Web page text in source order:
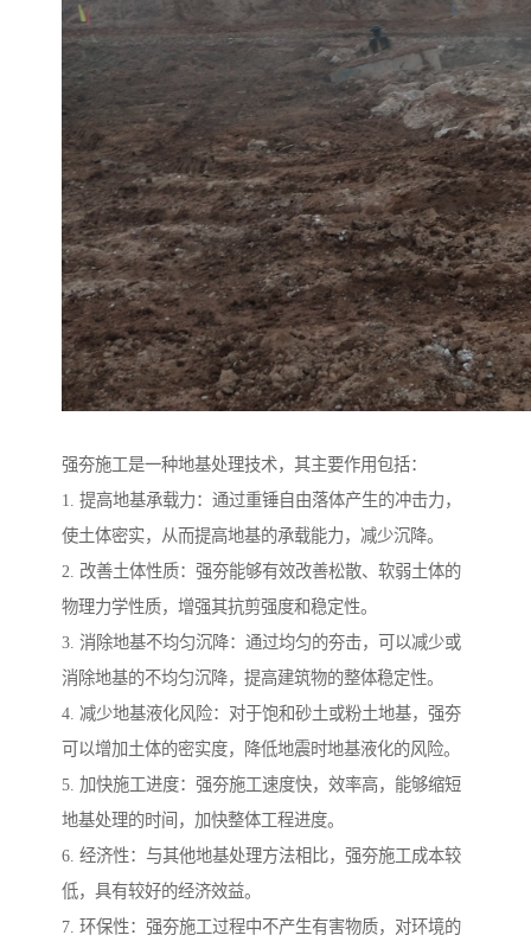
强夯施工是一种地基处理技术，其主要作用包括：
1. 提高地基承载力：通过重锤自由落体产生的冲击力，
使土体密实，从而提高地基的承载能力，减少沉降。
2. 改善土体性质：强夯能够有效改善松散、软弱土体的
物理力学性质，增强其抗剪强度和稳定性。
3. 消除地基不均匀沉降：通过均匀的夯击，可以减少或
消除地基的不均匀沉降，提高建筑物的整体稳定性。
4. 减少地基液化风险：对于饱和砂土或粉土地基，强夯
可以增加土体的密实度，降低地震时地基液化的风险。
5. 加快施工进度：强夯施工速度快，效率高，能够缩短
地基处理的时间，加快整体工程进度。
6. 经济性：与其他地基处理方法相比，强夯施工成本较
低，具有较好的经济效益。
7. 环保性：强夯施工过程中不产生有害物质，对环境的